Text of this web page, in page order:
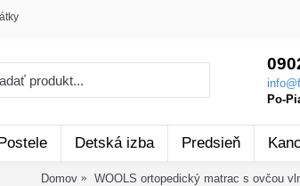
Po-
Detská izba Predsieň
Domov WOOLS ortopedický matrac s ovčou